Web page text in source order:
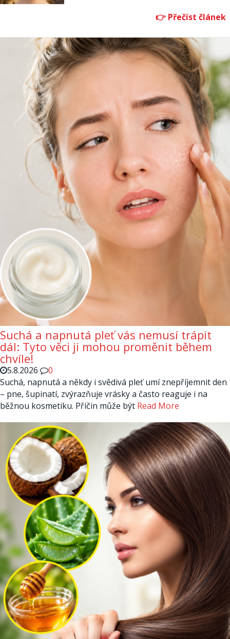
Suchá a napnutá pleť vás nemusí trápit
dál: Tyto věci ji mohou proměnit během
chvíle!
5.8.2026
0
Suchá, napnutá a někdy i svědivá pleť umí znepříjemnit den
– pne, šupinatí, zvýrazňuje vrásky a často reaguje i na
běžnou kosmetiku. Příčin může být Read More